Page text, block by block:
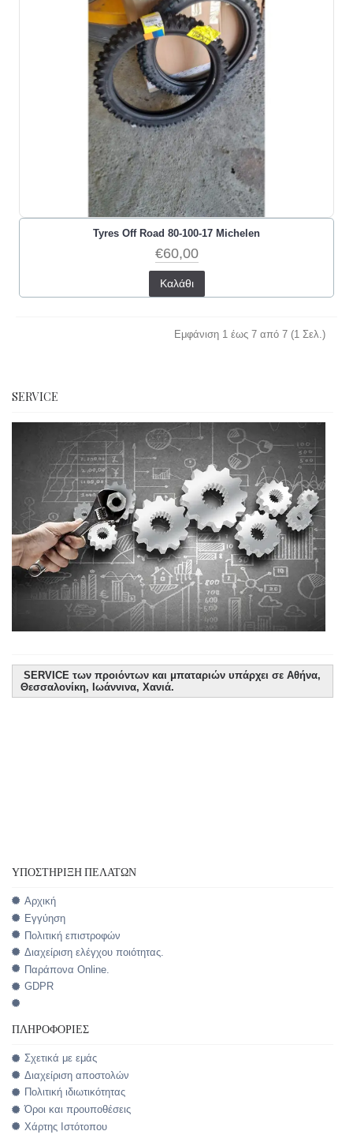
Tyres Off Road 80-100-17 Michelen
€60,00
Καλάθι
Εμφάνιση 1 έως 7 από 7 (1 Σελ.)
SERVICE
SERVICE των προιόντων και μπαταριών υπάρχει σε Αθήνα,
Θεσσαλονίκη, Ιωάννινα, Χανιά.
ΥΠΟΣΤΉΡΙΞΗ ΠΕΛΑΤΏΝ
Αρχική
Εγγύηση
Πολιτική επιστροφών
Διαχείριση ελέγχου ποιότητας.
Παράπονα Online.
GDPR
ΠΛΗΡΟΦΟΡΊΕΣ
Σχετικά με εμάς
Διαχείριση αποστολών
Πολιτική ιδιωτικότητας
Όροι και προυποθέσεις
Χάρτης Ιστότοπου